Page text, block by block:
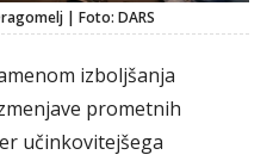
| Foto: DARS
izboljšanja
prometnih
učinkovitejšega